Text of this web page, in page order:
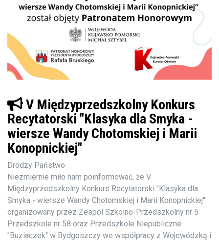
V Międzyprzedszkolny Konkurs
Recytatorski "Klasyka dla Smyka -
wiersze Wandy Chotomskiej i Marii
Konopnickiej"
Drodzy Państwo
Niezmiernie miło nam poinformować, że V
Międzyprzedszkolny Konkurs Recytatorski "Klasyka dla
Smyka - wiersze Wandy Chotomskiej i Marii Konopnickiej"
organizowany przez Zespół Szkolno-Przedszkolny nr 5
Przedszkole nr 58 oraz Przedszkole Niepubliczne
"Buziaczek" w Bydgoszczy we współpracy z Wojewódzką i